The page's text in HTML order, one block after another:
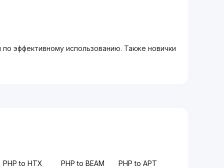
эффективному использованию. Также новички
PHP to HTX PHP to BEAM PHP to APT